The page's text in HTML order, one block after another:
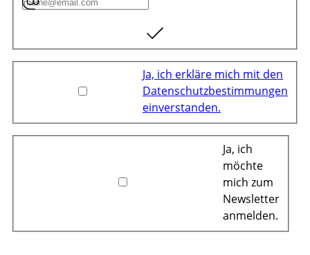
Ja, ich erkläre mich mit den
Datenschutzbestimmungen
einverstanden.
Ja, ich
möchte
mich zum
Newsletter
anmelden.